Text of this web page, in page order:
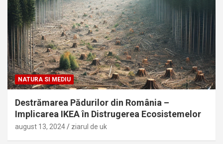
NATURA SI MEDIU
Destrămarea Pădurilor din România –
Implicarea IKEA în Distrugerea Ecosistemelor
august 13, 2024 ziarul de uk